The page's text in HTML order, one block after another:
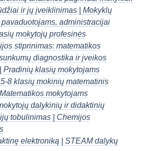
ir jų įveiklinimas | Mokyklų
pavaduotojams, administracijai
mokytojų profesinės
stiprinimas: matematikos
diagnostika ir įveikos
Pradinių klasių mokytojams
8 klasių mokinių matematinis
mokytojams
dalykinių ir didaktinių
tobulinimas | Chemijos
elektroniką | STEAM dalykų